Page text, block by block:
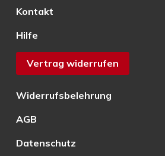
Kontakt
Hilfe
Vertrag widerrufen
Widerrufsbelehrung
AGB
Datenschutz